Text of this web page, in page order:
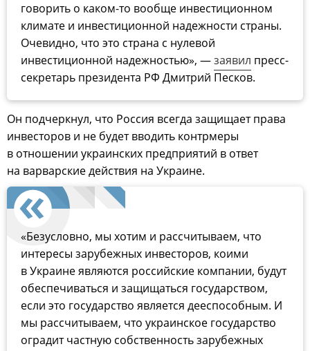
говорить о каком-то вообще инвестиционном
климате и инвестиционной надежности страны.
Очевидно, что это страна с нулевой
инвестиционной надежностью», —заявил пресс-
секретарь президента РФ Дмитрий Песков.
Он подчеркнул, что Россия всегда защищает права
инвесторов и не будет вводить контрмеры
в отношении украинских предприятий в ответ
на варварские действия на Украине.
«Безусловно, мы хотим и рассчитываем, что
интересы зарубежных инвесторов, коими
в Украине являются российские компании, будут
обеспечиваться и защищаться государством,
если это государство является дееспособным. И
мы рассчитываем, что украинское государство
оградит частную собственность зарубежных